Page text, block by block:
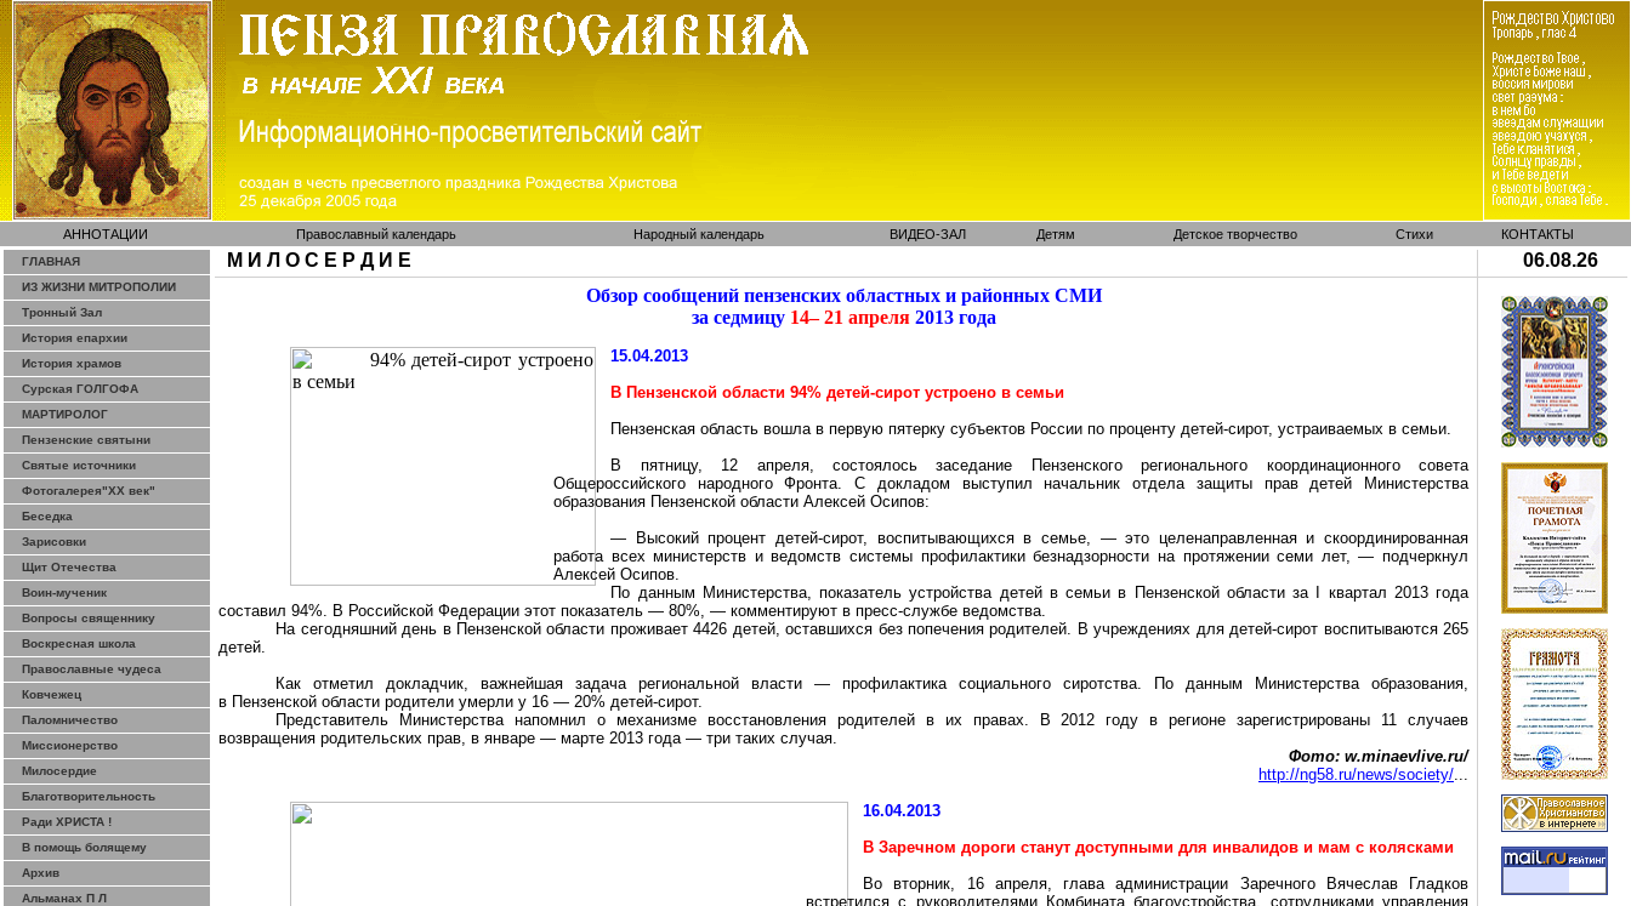
АННОТАЦИИ Православный календарь Народный календарь ВИДЕО-ЗАЛ Детям Детское творчество Стихи КОНТАКТЫ
ГЛАВНАЯ
ИЗ ЖИЗНИ МИТРОПОЛИИ
Тронный Зал
История епархии
История храмов
Сурская ГОЛГОФА
МАРТИРОЛОГ
Пензенские святыни
Святые источники
Фотогалерея"ХХ век"
Беседка
Зарисовки
Щит Отечества
Воин-мученик
Вопросы священнику
Воскресная школа
Православные чудеса
Ковчежец
Паломничество
Миссионерство
Милосердие
Благотворительность
Ради ХРИСТА !
В помощь болящему
Архив
Альманах П Л
М И Л О С Е Р Д И Е
06.08.26
Обзор сообщений пензенских областных и районных СМИ
за седмицу14– 21 апреля2013 года
15.04.2013
В Пензенской области 94% детей-сирот устроено в семьи
Пензенская область вошла в первую пятерку субъектов России по проценту детей-сирот, устраиваемых в семьи.
В пятницу, 12 апреля, состоялось заседание Пензенского регионального координационного совета
Общероссийского народного Фронта. С докладом выступил начальникотдела защиты прав детей Министерства
образования Пензенской области Алексей Осипов:
— Высокий процент детей-сирот, воспитывающихся в семье, — это целенаправленная и скоординированная
работа всех министерств и ведомств системы профилактики безнадзорности на протяжении семи лет, — подчеркнул
Алексей Осипов.
По данным Министерства, показатель устройства детей в семьи в Пензенской области за I квартал 2013 года
составил 94%. В Российской Федерации этот показатель — 80%, — комментируют в пресс-службе ведомства.
На сегодняшний день в Пензенской области проживает 4426 детей, оставшихся без попечения родителей. В учреждениях для детей-сирот воспитываются 265
детей.
Как отметил докладчик, важнейшая задача региональной власти — профилактика социального сиротства. По данным Министерства образования,
в Пензенской области родители умерли у 16 — 20% детей-сирот.
Представитель Министерства напомнил о механизме восстановления родителей в их правах. В 2012 году в регионе зарегистрированы 11 случаев
возвращения родительских прав, в январе — марте 2013 года — три таких случая.
Фото: w.minaevlive.ru/
http://ng58.ru/news/society/...
16.04.2013
ВЗаречном дороги станут доступными для инвалидов и мам с колясками
Во вторник, 16 апреля, глава администрации Заречного Вячеслав Гладков
встретился с руководителями Комбината благоустройства, сотрудниками управления